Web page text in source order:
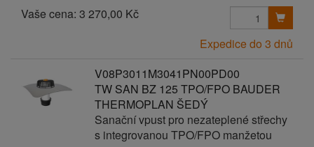
Vaše cena: 3 270,00 Kč
Expedice do 3 dnů
V08P3011M3041PN00PD00
TW SAN BZ 125 TPO/FPO BAUDER
THERMOPLAN ŠEDÝ
Sanační vpust pro nezateplené střechy
s integrovanou TPO/FPO manžetou